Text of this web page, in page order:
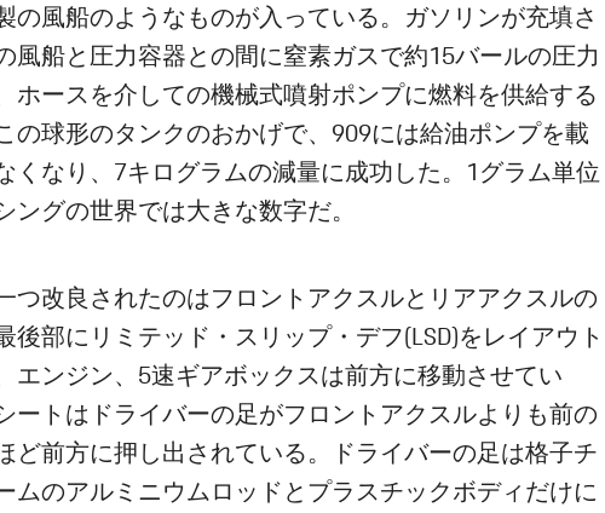
の風船のようなものが入っている。ガソリンが充填さ
風船と圧力容器との間に窒素ガスで約15バールの圧力
ホースを介しての機械式噴射ポンプに燃料を供給する
の球形のタンクのおかげで、909には給油ポンプを載
くなり、7キログラムの減量に成功した。1グラム単位
ングの世界では大きな数字だ。
つ改良されたのはフロントアクスルとリアアクスルの
後部にリミテッド・スリップ・デフ(LSD)をレイアウト
エンジン、5速ギアボックスは前方に移動させてい
ートはドライバーの足がフロントアクスルよりも前の
ど前方に押し出されている。ドライバーの足は格子チ
ムのアルミニウムロッドとプラスチックボディだけに